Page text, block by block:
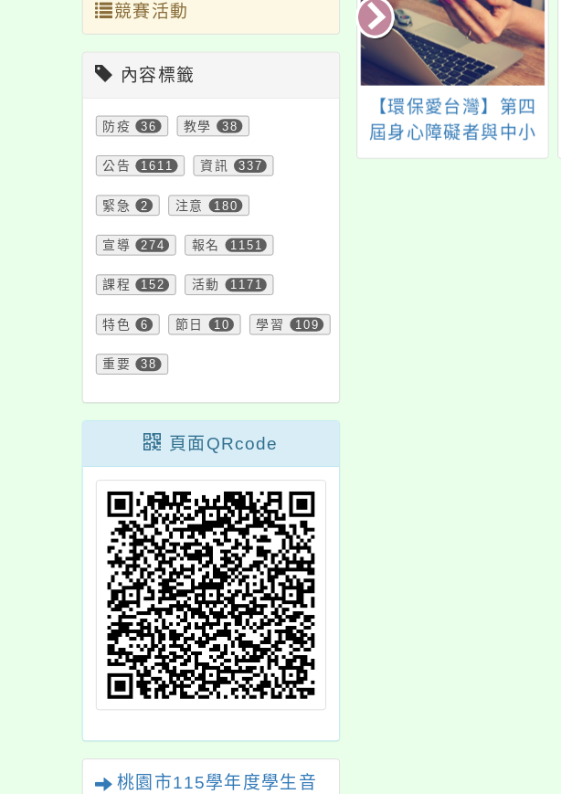
競賽活動
內容標籤
防疫 36 教學 38
公告 1611 資訊 337
緊急 2 注意 180
宣導 274 報名 1151
課程 152 活動 1171
特色 6 節日 10 學習 109
重要 38
頁面QRcode
桃園市115學年度學生音
織國際姊妹市
（Sister Cities
青少年藝術
作者展演年度
動一案，請查
「稅道寶精神好-稅務
知識✖道安常識」租稅
法各1份，請鼓勵學生
踴躍參加，請查照。
【環保愛台灣】第四
屆身心障礙者與中小
學生環保繪畫比賽